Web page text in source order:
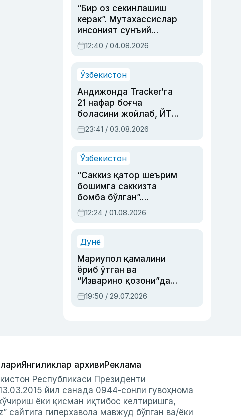
“Бир оз секинлашиш
керак”. Мутахассислар
инсоният сунъий
интеллектни бошқара
олмай қолишидан
12:40 / 04.08.2026
Ўзбекистон
Андижонда Tracker’га
21 нафар боғча
боласини жойлаб, ЙТҲ
содир этган аёлга суд
ҳукми ўқилди
23:41 / 03.08.2026
Ўзбекистон
“Саккиз қатор шеърим
бошимга саккизта
бомба бўлган”.
Абдулла Ориповни
сиёсий айбловлардан
12:24 / 01.08.2026
Дунё
Мариупол қамалини
ёриб ўтган ва
“Изварино қозони”дан
чиққан қаҳрамон —
Украина армияси бош
19:50 / 29.07.2026
Янгиликлар архивиРеклама
Республикаси Президенти
йил санада 0944-сонли гувоҳнома
ёки қисман иқтибос келтиришга,
сайтига гиперхавола мавжуд бўлган ва/ёки